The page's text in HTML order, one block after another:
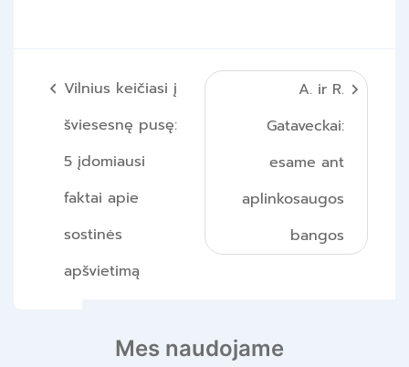
Mes naudojame
Navigacija
įrašų
Vilnius keičiasi į
šviesesnę pusę:
5 įdomiausi
faktai apie
sostinės
apšvietimą
A. ir R.
Gataveckai:
esame ant
aplinkosaugos
bangos